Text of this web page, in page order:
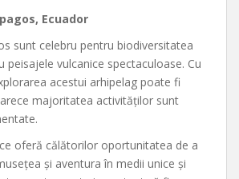
Ecuador
sunt celebru pentru biodiversitatea
peisajele vulcanice spectaculoase. Cu
acestui arhipelag poate fi
majoritatea activităților sunt
oferă călătorilor oportunitatea de a
și aventura în medii unice și